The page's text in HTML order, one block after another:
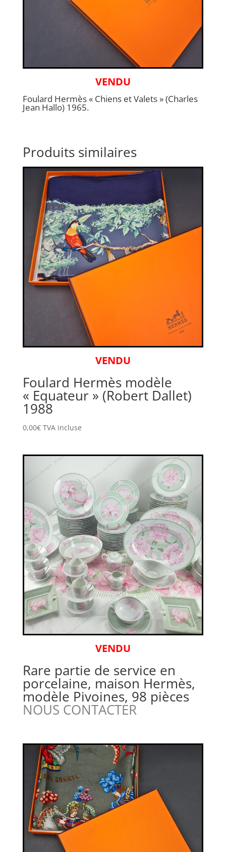
VENDU
Foulard Hermès « Chiens et Valets » (Charles
Jean Hallo) 1965.
Produits similaires
VENDU
Foulard Hermès modèle
« Equateur » (Robert Dallet)
1988
0,00€ TVA incluse
VENDU
Rare partie de service en
porcelaine, maison Hermès,
modèle Pivoines, 98 pièces
NOUS CONTACTER